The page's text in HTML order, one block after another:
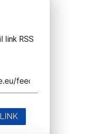
link RSS